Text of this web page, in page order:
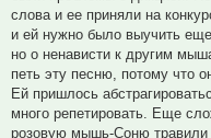
слова и ее приняли на
и ей нужно было выучить
но о ненависти к другим
петь эту песню, потому что
Ей пришлось
много репетировать. Еще
розовую мышь-Соню травили